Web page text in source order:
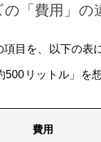
「費用」の
目を、以下の表
リットル」を
費用